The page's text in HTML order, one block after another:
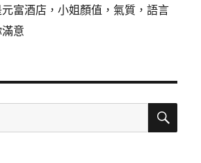
富酒店，小姐顏值，氣質，語言
意
搜